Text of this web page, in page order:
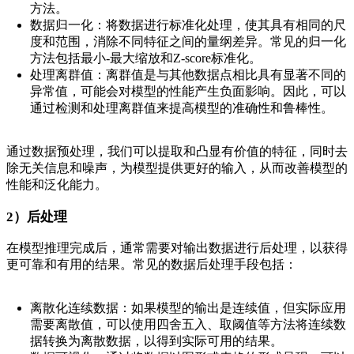
方法。
数据归一化：将数据进行标准化处理，使其具有相同的尺
度和范围，消除不同特征之间的量纲差异。常见的归一化
方法包括最小-最大缩放和Z-score标准化。
处理离群值：离群值是与其他数据点相比具有显著不同的
异常值，可能会对模型的性能产生负面影响。因此，可以
通过检测和处理离群值来提高模型的准确性和鲁棒性。
通过数据预处理，我们可以提取和凸显有价值的特征，同时去
除无关信息和噪声，为模型提供更好的输入，从而改善模型的
性能和泛化能力。
2）后处理
在模型推理完成后，通常需要对输出数据进行后处理，以获得
更可靠和有用的结果。常见的数据后处理手段包括：
离散化连续数据：如果模型的输出是连续值，但实际应用
需要离散值，可以使用四舍五入、取阈值等方法将连续数
据转换为离散数据，以得到实际可用的结果。